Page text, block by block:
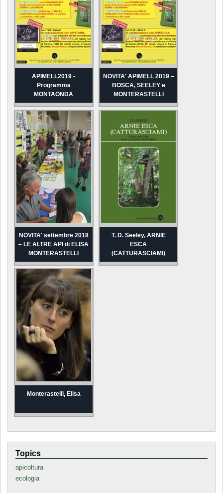
APIMELL2019 -
Programma
MONTAONDA
NOVITA' APIMELL 2019 –
BOSCA, SEELEY e
MONTERASTELLI
NOVITA' settembre 2018
– LE ALTRE API di ELISA
MONTERASTELLI
T. D. Seeley, ARNIE
ESCA
(CATTURASCIAMI)
Monterastelli, Elisa
Topics
apicoltura
ecologia